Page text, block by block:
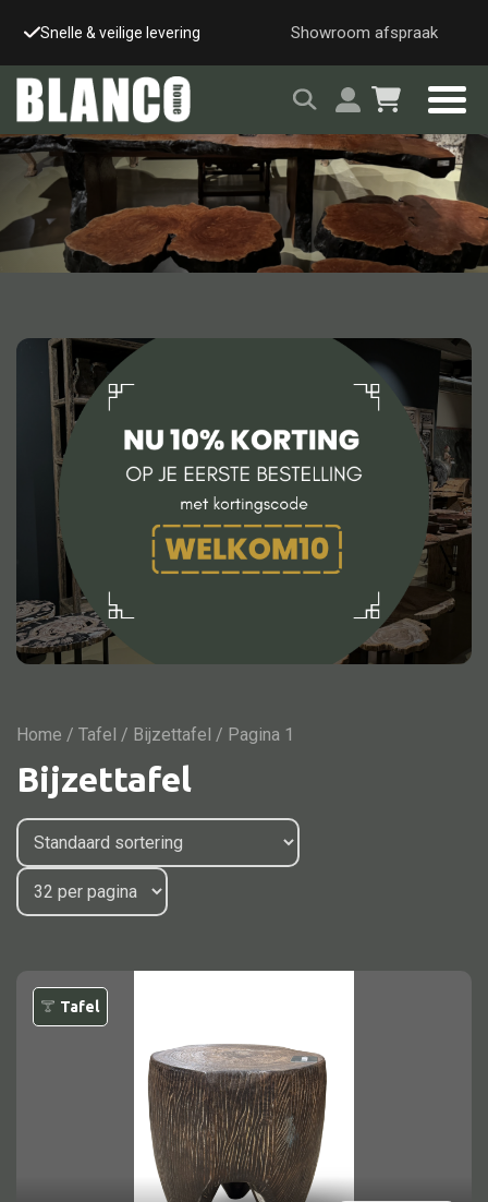
Grote showroom (op afspraak) Uniek & handgemaakt
Showroom afspraak
Alle tafels
Wandtafel
Bijzettafel
Bureau
Tafelblad
Onderstel
Bartafel
Console
Tafel overig
Glaskast
Boekenkast
Dressoir
Nachtkast
Vitrine
TV meubel
Home / Tafel / Bijzettafel / Pagina 1
Bijzettafel
Tafel